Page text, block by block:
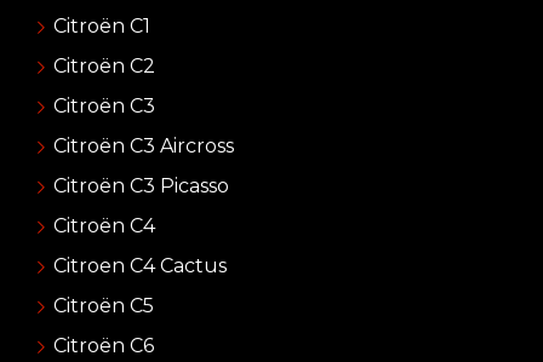
Citroën C1
Citroën C2
Citroën C3
Citroën C3 Aircross
Citroën C3 Picasso
Citroën C4
Citroen C4 Cactus
Citroën C5
Citroën C6